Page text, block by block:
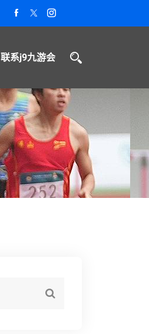
联系j9九游会